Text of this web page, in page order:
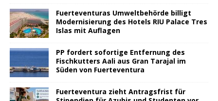
Fuerteventuras Umweltbehörde billigt
Modernisierung des Hotels RIU Palace Tres
Islas mit Auflagen
PP fordert sofortige Entfernung des
Fischkutters Aali aus Gran Tarajal im
Süden von Fuerteventura
Fuerteventura zieht Antragsfrist für